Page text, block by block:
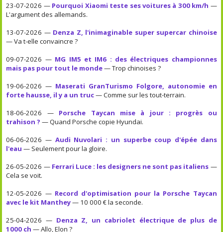
23-07-2026 — Pourquoi Xiaomi teste ses voitures à 300 km/h —
L'argument des allemands.
13-07-2026 — Denza Z, l'inimaginable super supercar chinoise
— Va t-elle convaincre ?
09-07-2026 — MG IM5 et IM6 : des électriques championnes
mais pas pour tout le monde— Trop chinoises ?
19-06-2026 — Maserati GranTurismo Folgore, autonomie en
forte hausse, il y a un truc— Comme sur les tout-terrain.
18-06-2026 — Porsche Taycan mise à jour : progrès ou
trahison ? — Quand Porsche copie Hyundai.
06-06-2026 — Audi Nuvolari : un superbe coup d'épée dans
l'eau — Seulement pour la gloire.
26-05-2026 — Ferrari Luce : les designers ne sont pas italiens —
Cela se voit.
12-05-2026 — Record d'optimisation pour la Porsche Taycan
avec le kit Manthey— 10 000 € la seconde.
25-04-2026 — Denza Z, un cabriolet électrique de plus de
1000 ch — Allo, Elon ?